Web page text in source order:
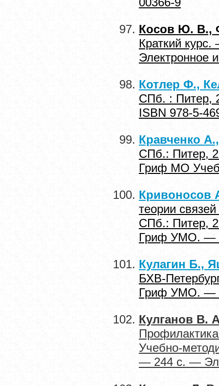
Косов Ю. В.,
Краткий
Электронное
Котлер Ф.,
СПб. : Питер,
ISBN 978-5-
Кравченко
СПб.: Питер,
Гриф МО
Кривоносов
теории
СПб.: Питер,
Гриф УМО. —
Кулагин Б.,
БХВ-
Гриф УМО. —
Кулганов В.
Учебно-
— 244 с. —